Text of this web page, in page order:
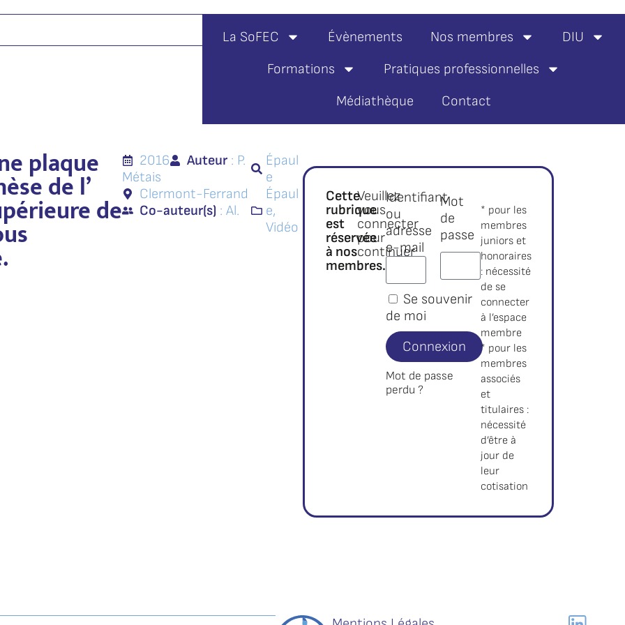
La SoFEC Évènements Nos membres
DIU
Formations
Pratiques professionnelles
Médiathèque
Contact
plaque
de l’
de
2016 Auteur : P.
Métais
Clermont-Ferrand
Co-auteur(s) : Al.
Épaul
e
Épaul
e,
Vidéo
Cette
rubrique
est
réservée
à nos
membres.*
Veuillez
vous
connecter
pour
continuer
:
Identifiant
ou
adresse
e-mail
Mot
de
passe
Se souvenir
de moi
Connexion
Mot de passe
perdu ?
* pour les
membres
juniors et
honoraires
: nécessité
de se
connecter
à l’espace
membre
* pour les
membres
associés
et
titulaires :
nécessité
d’être à
jour de
leur
cotisation